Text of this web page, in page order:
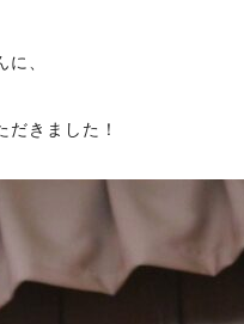
、
きました！